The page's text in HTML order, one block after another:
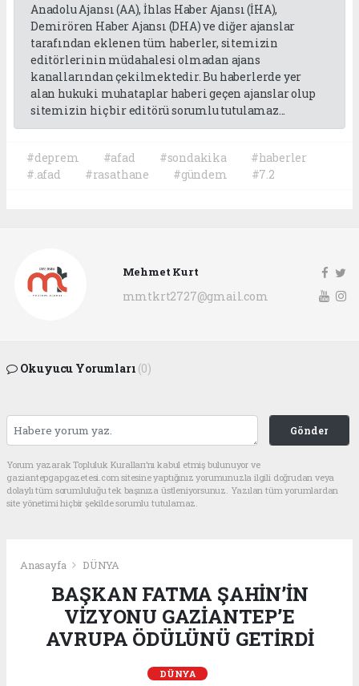
Anadolu Ajansı (AA), İhlas Haber Ajansı (İHA),
Demirören Haber Ajansı (DHA) ve diğer ajanslar
tarafından eklenen tüm haberler, sitemizin
editörlerinin müdahalesi olmadan ajans
kanallarından çekilmektedir. Bu haberlerde yer
alan hukuki muhataplar haberi geçen ajanslar olup
sitemizin hiç bir editörü sorumlu tutulamaz...
#deprem #afad #sondakika
#haberler
#.afad
#rasathane #gündem #7.2
Mehmet Kurt
mmtkrt2727@gmail.com
Okuyucu Yorumları (0)
Gönder
Yorum yazarak Topluluk Kuralları’nı kabul etmiş bulunuyor ve
gaziantepgapgazetesi.com sitesine yaptığınız yorumunuzla ilgili doğrudan veya
dolaylı tüm sorumluluğu tek başınıza üstleniyorsunuz. Yazılan tüm yorumlardan
site yönetimi hiçbir şekilde sorumlu tutulamaz.
Anasayfa DÜNYA
BAŞKAN FATMA ŞAHİN’İN
VİZYONU GAZİANTEP’E
AVRUPA ÖDÜLÜNÜ GETİRDİ
DÜNYA